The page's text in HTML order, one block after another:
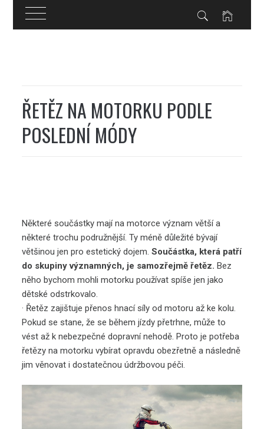
ŘETĚZ NA MOTORKU PODLE
POSLEDNÍ MÓDY
Některé součástky mají na motorce význam větší a
některé trochu podružnější. Ty méně důležité bývají
většinou jen pro estetický dojem.Součástka, která patří
do skupiny významných, je samozřejmě řetěz.Bez
něho bychom mohli motorku používat spíše jen jako
dětské odstrkovalo.
· Řetěz zajištuje přenos hnací síly od motoru až ke kolu.
Pokud se stane, že se během jízdy přetrhne, může to
vést až k nebezpečné dopravní nehodě. Proto je potřeba
řetězy na motorku vybírat opravdu obezřetně a následně
jim věnovat i dostatečnou údržbovou péči.